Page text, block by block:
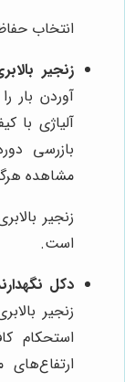
انتخاب
زنجیر
آوردن بار
آلیاژی با
بازرسی
مشاهده
زنجیر
است.
دکل
زنجیر
استحکام